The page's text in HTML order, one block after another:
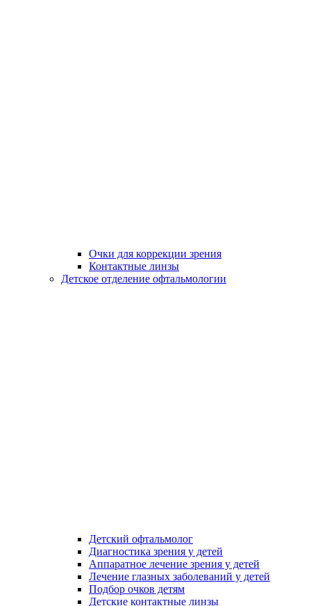
Очки для коррекции зрения
Контактные линзы
Детское отделение офтальмологии
Детский офтальмолог
Диагностика зрения у детей
Аппаратное лечение зрения у детей
Лечение глазных заболеваний у детей
Подбор очков детям
Детские контактные линзы